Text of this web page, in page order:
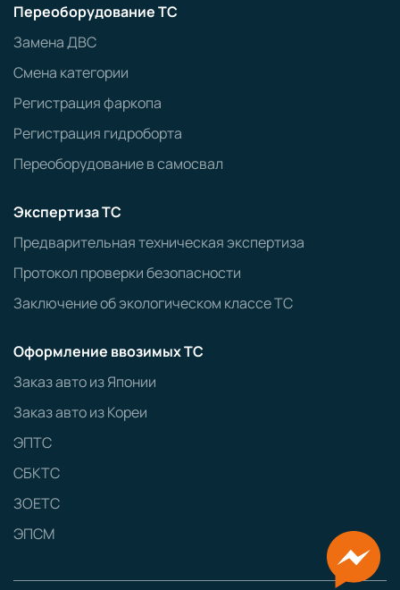
Переоборудование ТС
Замена ДВС
Смена категории
Регистрация фаркопа
Регистрация гидроборта
Переоборудование в самосвал
Экспертиза ТС
Предварительная техническая экспертиза
Протокол проверки безопасности
Заключение об экологическом классе ТС
Оформление ввозимых ТС
Заказ авто из Японии
Заказ авто из Кореи
ЭПТС
СБКТС
ЗОЕТС
ЭПСМ